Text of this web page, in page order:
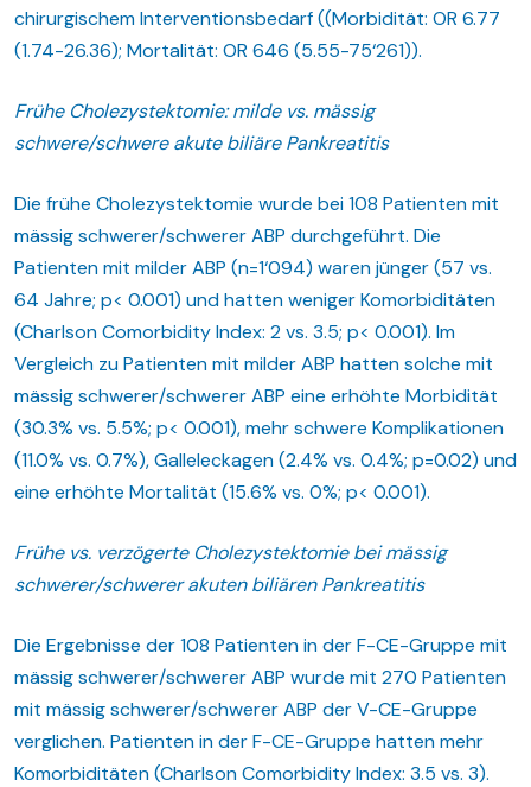
chirurgischem Interventionsbedarf ((Morbidität: OR 6.77
(1.74-26.36); Mortalität: OR 646 (5.55-75‘261)).
Frühe Cholezystektomie: milde vs. mässig
schwere/schwere akute biliäre Pankreatitis
Die frühe Cholezystektomie wurde bei 108 Patienten mit
mässig schwerer/schwerer ABP durchgeführt. Die
Patienten mit milder ABP (n=1‘094) waren jünger (57 vs.
64 Jahre; p< 0.001) und hatten weniger Komorbiditäten
(Charlson Comorbidity Index: 2 vs. 3.5; p< 0.001). Im
Vergleich zu Patienten mit milder ABP hatten solche mit
mässig schwerer/schwerer ABP eine erhöhte Morbidität
(30.3% vs. 5.5%; p< 0.001), mehr schwere Komplikationen
(11.0% vs. 0.7%), Galleleckagen (2.4% vs. 0.4%; p=0.02) und
eine erhöhte Mortalität (15.6% vs. 0%; p< 0.001).
Frühe vs. verzögerte Cholezystektomie bei mässig
schwerer/schwerer akuten biliären Pankreatitis
Die Ergebnisse der 108 Patienten in der F-CE-Gruppe mit
mässig schwerer/schwerer ABP wurde mit 270 Patienten
mit mässig schwerer/schwerer ABP der V-CE-Gruppe
verglichen. Patienten in der F-CE-Gruppe hatten mehr
Komorbiditäten (Charlson Comorbidity Index: 3.5 vs. 3).